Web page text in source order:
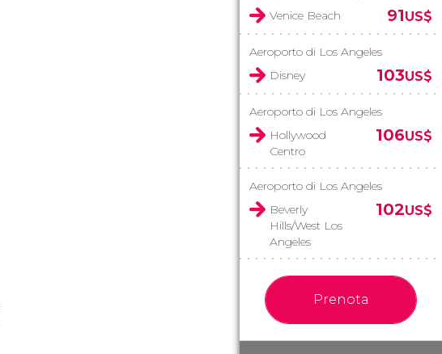
Venice Beach
91US$
Aeroporto di Los Angeles
Disney
103US$
Aeroporto di Los Angeles
Hollywood
Centro
106US$
Aeroporto di Los Angeles
Beverly
Hills/West Los
Angeles
102US$
Prenota